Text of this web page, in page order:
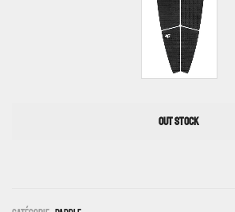
OUT STOCK